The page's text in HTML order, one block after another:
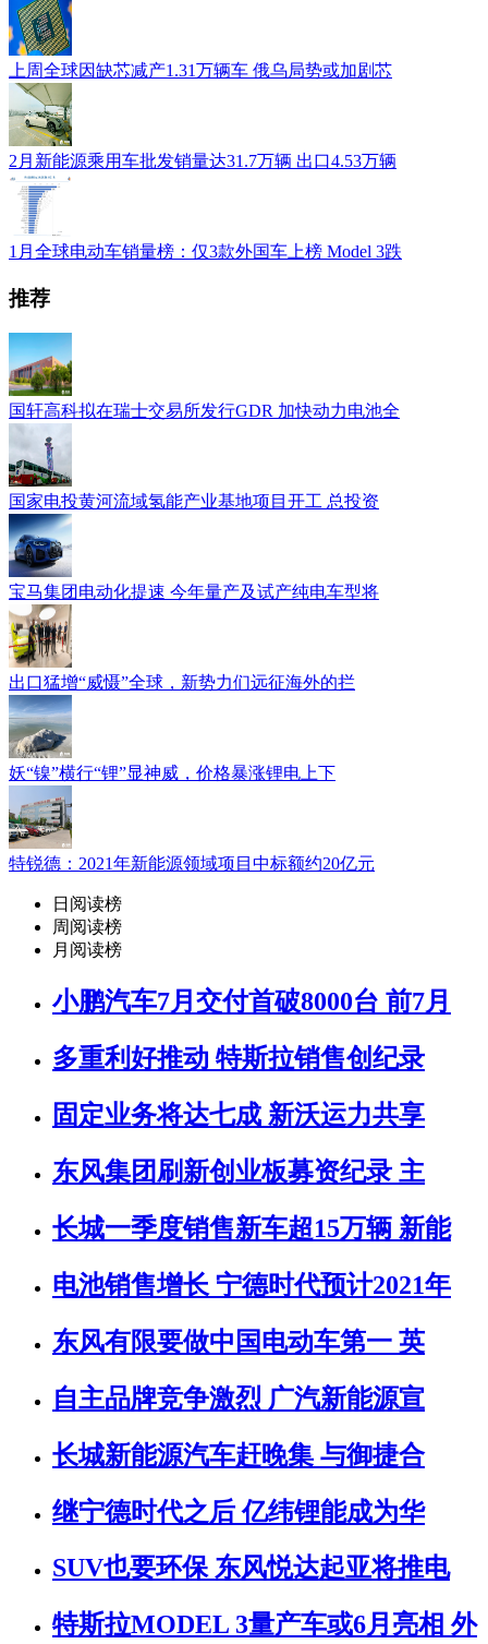
上周全球因缺芯减产1.31万辆车 俄乌局势或加剧芯
2月新能源乘用车批发销量达31.7万辆 出口4.53万辆
1月全球电动车销量榜：仅3款外国车上榜 Model 3跌
推荐
国轩高科拟在瑞士交易所发行GDR 加快动力电池全
国家电投黄河流域氢能产业基地项目开工 总投资
宝马集团电动化提速 今年量产及试产纯电车型将
出口猛增“威慑”全球，新势力们远征海外的拦
妖“镍”横行“锂”显神威，价格暴涨锂电上下
特锐德：2021年新能源领域项目中标额约20亿元
日阅读榜
周阅读榜
月阅读榜
小鹏汽车7月交付首破8000台 前7月
多重利好推动 特斯拉销售创纪录
固定业务将达七成 新沃运力共享
东风集团刷新创业板募资纪录 主
长城一季度销售新车超15万辆 新能
电池销售增长 宁德时代预计2021年
东风有限要做中国电动车第一 英
自主品牌竞争激烈 广汽新能源宣
长城新能源汽车赶晚集 与御捷合
继宁德时代之后 亿纬锂能成为华
SUV也要环保 东风悦达起亚将推电
特斯拉MODEL 3量产车或6月亮相 外